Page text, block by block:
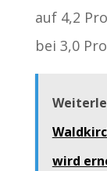
auf 4,2
bei 3,0
wird